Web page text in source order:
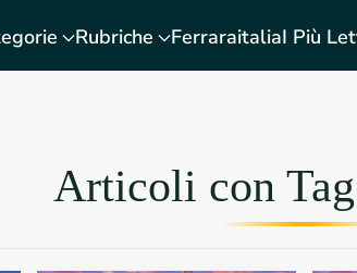
Rubriche FerraraitaliaI Più
Articoli con